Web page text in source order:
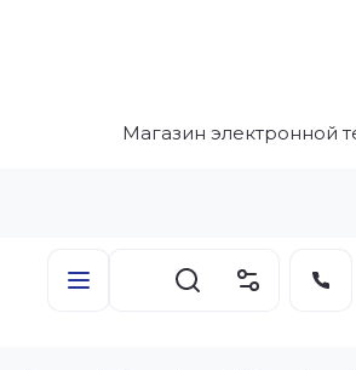
Магазин электронной